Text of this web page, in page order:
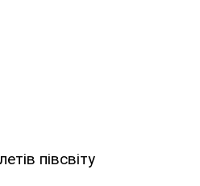
півсвіту